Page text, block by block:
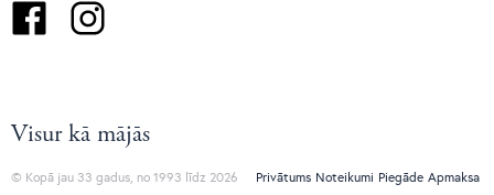
FacebookInstagram
Visur kā mājās
© Kopā jau 33 gadus, no 1993 līdz 2026 Privātums Noteikumi Piegāde Apmaksa